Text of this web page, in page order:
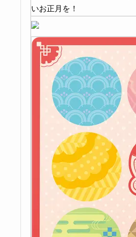
いお正月を！